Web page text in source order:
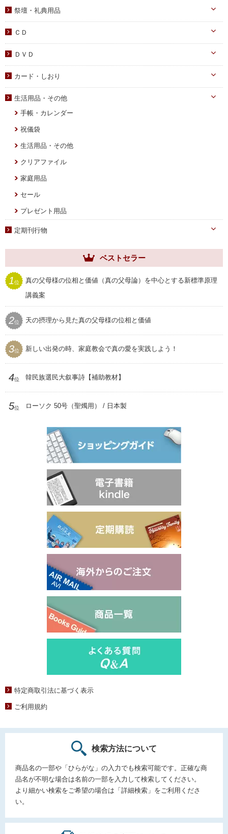
父母向け
DVD
PDF版（子女向け）
宗教迫害
英語・他
祭壇・礼典用品
蝋燭・燭台・火消し
祭壇用ﾃｰﾌﾞﾙｸﾛｽ
献金袋
ＣＤ
PDF版 CD-ROM
ＤＶＤ
教育・教養
子女教育
アニメ
カード・しおり
生活用品・その他
手帳・カレンダー
祝儀袋
生活用品・その他
クリアファイル
家庭用品
セール
プレゼント用品
定期刊行物
世界家庭
ムーンワールド
聖和
ベストセラー
1位
真の父母様の位相と価値（真の父母論）を中心とする新標準原理
講義案
2位 天の摂理から見た真の父母様の位相と価値
3位 新しい出発の時、家庭教会で真の愛を実践しよう！
4位 韓民族選民大叙事詩【補助教材】
5位 ローソク 50号（聖燭用） / 日本製
特定商取引法に基づく表示
ご利用規約
検索方法について
商品名の一部や「ひらがな」の入力でも検索可能です。正確な商
品名が不明な場合は名前の一部を入力して検索してください。
より細かい検索をご希望の場合は「詳細検索」をご利用くださ
い。